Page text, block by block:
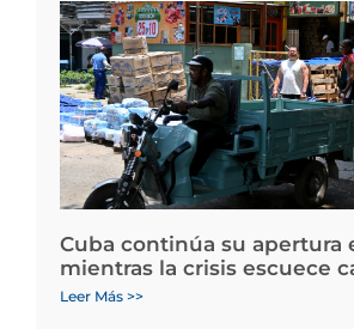
Cuba continúa su apertura
mientras la crisis escuece
Leer Más >>